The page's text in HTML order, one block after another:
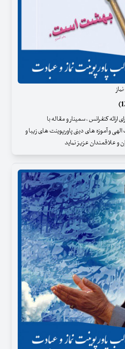
ارائه کنفرانس ، سمینار و مقاله با
و آموزه های دینی پاورپوینت های زیبا و
و علاقمندان عزیز نماید